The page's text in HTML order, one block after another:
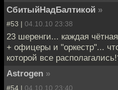
СбитыйНадБалтикой »
#53 | 04.10.10 23:38
23 шеренги... каждая
+ офицеры и "оркестр"...
которой все
Astrogen »
#54 | 04.10.10 23:40